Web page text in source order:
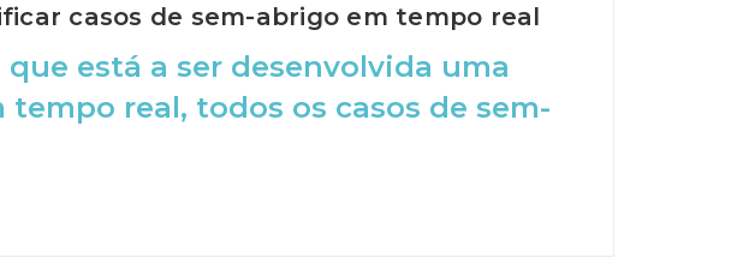
casos de sem-abrigo em tempo real
está a ser desenvolvida uma
real, todos os casos de sem-